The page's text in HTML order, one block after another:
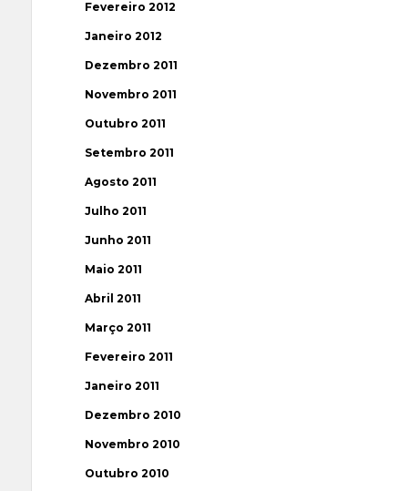
Fevereiro 2012
Janeiro 2012
Dezembro 2011
Novembro 2011
Outubro 2011
Setembro 2011
Agosto 2011
Julho 2011
Junho 2011
Maio 2011
Abril 2011
Março 2011
Fevereiro 2011
Janeiro 2011
Dezembro 2010
Novembro 2010
Outubro 2010